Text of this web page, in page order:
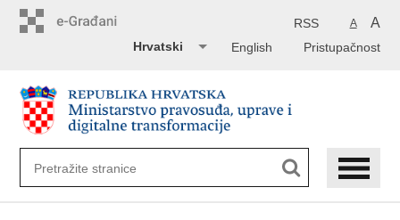
A A
RSS
Pristupačnost
English
Hrvatski